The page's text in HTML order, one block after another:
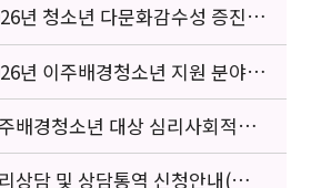
년 청소년 다문화감수성 증진
그램 「다가감」신청기관 안내
년 이주배경청소년 지원 분야
자 역량강화 교육 일정 안내
배경청소년 대상 심리사회적응
연수동영상 개편 안내
상담 및 상담통역 신청안내(의뢰